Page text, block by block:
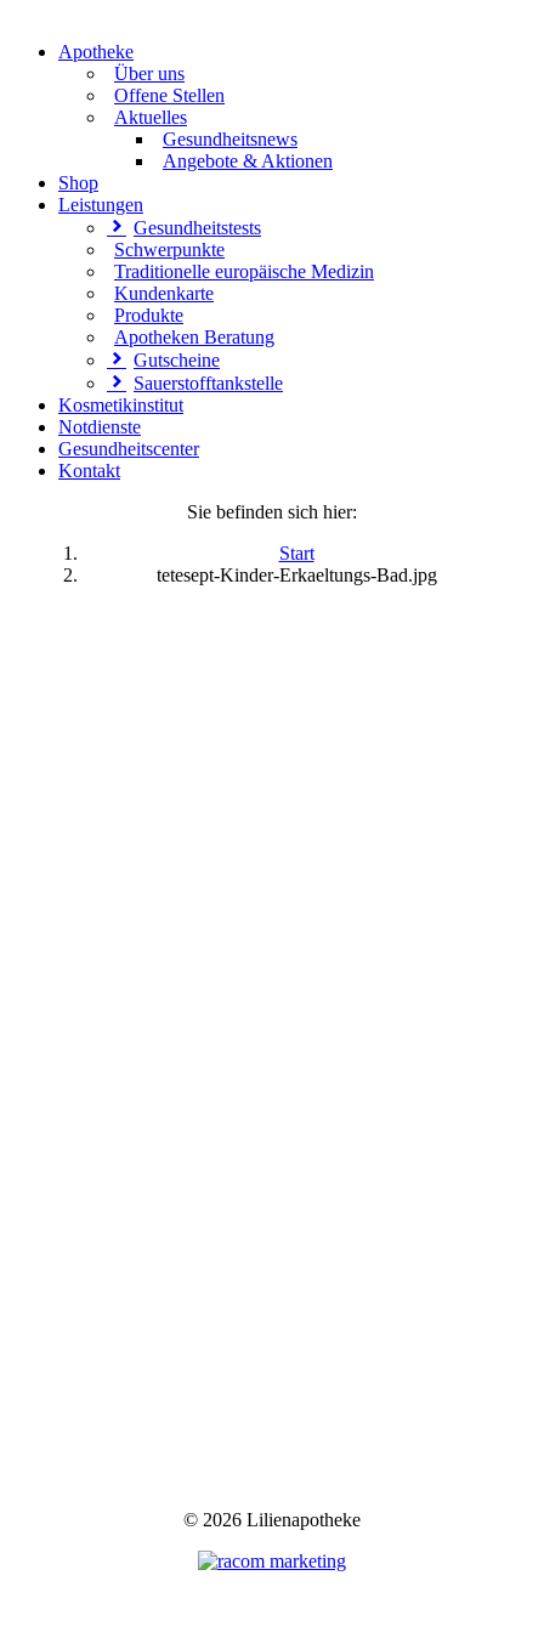
Apotheke
Über uns
Offene Stellen
Aktuelles
Gesundheitsnews
Angebote & Aktionen
Shop
Leistungen
Gesundheitstests
Schwerpunkte
Traditionelle europäische Medizin
Kundenkarte
Produkte
Apotheken Beratung
Gutscheine
Sauerstofftankstelle
Kosmetikinstitut
Notdienste
Gesundheitscenter
Kontakt
Sie befinden sich hier:
Start
tetesept-Kinder-Erkaeltungs-Bad.jpg
© 2026 Lilienapotheke